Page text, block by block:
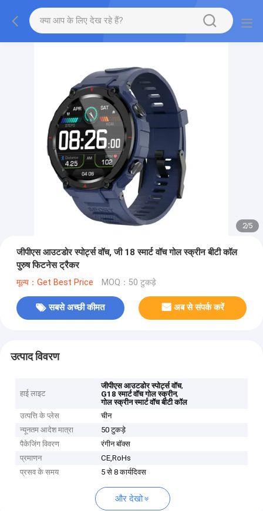
2/5
जीपीएस आउटडोर स्पोर्ट्स वॉच, जी 18 स्मार्ट वॉच गोल स्क्रीन बीटी कॉल
पुरुष फिटनेस ट्रैकर
मूल्य：Get Best Price MOQ：50 टुकड़े
सबसे अच्छी कीमत अब से संपर्क करें
उत्पाद विवरण
हाई लाइट
जीपीएस आउटडोर स्पोर्ट्स वॉच,
G18 स्मार्ट वॉच गोल स्क्रीन,
गोल स्क्रीन स्मार्ट वॉच बीटी कॉल
उत्पत्ति के प्लेस
चीन
न्यूनतम आदेश मात्रा
50 टुकड़े
पैकेजिंग विवरण
रंगीन बॉक्स
प्रमाणन
CE,RoHs
प्रसव के समय
5 से 8 कार्यदिवस
और देखो